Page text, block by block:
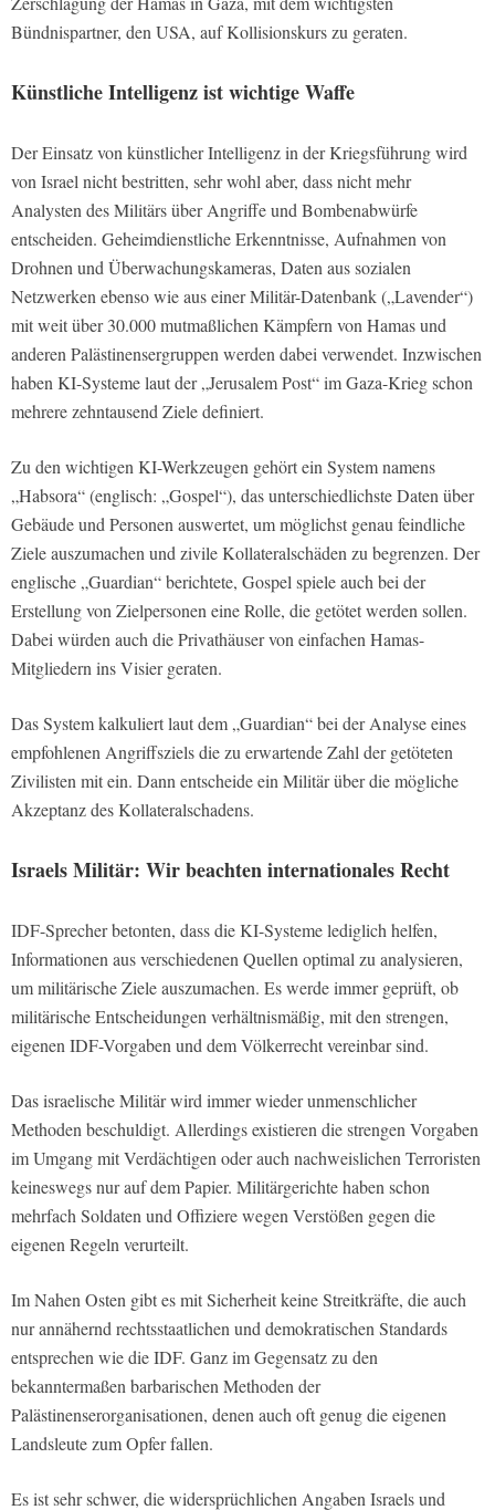
Bündnispartner, den USA, auf Kollisionskurs zu geraten.
Künstliche Intelligenz ist wichtige Waffe
Der Einsatz von künstlicher Intelligenz in der Kriegsführung wird
von Israel nicht bestritten, sehr wohl aber, dass nicht mehr
Analysten des Militärs über Angriffe und Bombenabwürfe
entscheiden. Geheimdienstliche Erkenntnisse, Aufnahmen von
Drohnen und Überwachungskameras, Daten aus sozialen
Netzwerken ebenso wie aus einer Militär-Datenbank („Lavender“)
mit weit über 30.000 mutmaßlichen Kämpfern von Hamas und
anderen Palästinensergruppen werden dabei verwendet. Inzwischen
haben KI-Systeme laut der „Jerusalem Post“ im Gaza-Krieg schon
mehrere zehntausend Ziele definiert.
Zu den wichtigen KI-Werkzeugen gehört ein System namens
„Habsora“ (englisch: „Gospel“), das unterschiedlichste Daten über
Gebäude und Personen auswertet, um möglichst genau feindliche
Ziele auszumachen und zivile Kollateralschäden zu begrenzen. Der
englische „Guardian“ berichtete, Gospel spiele auch bei der
Erstellung von Zielpersonen eine Rolle, die getötet werden sollen.
Dabei würden auch die Privathäuser von einfachen Hamas-
Mitgliedern ins Visier geraten.
Das System kalkuliert laut dem „Guardian“ bei der Analyse eines
empfohlenen Angriffsziels die zu erwartende Zahl der getöteten
Zivilisten mit ein. Dann entscheide ein Militär über die mögliche
Akzeptanz des Kollateralschadens.
Israels Militär: Wir beachten internationales Recht
IDF-Sprecher betonten, dass die KI-Systeme lediglich helfen,
Informationen aus verschiedenen Quellen optimal zu analysieren,
um militärische Ziele auszumachen. Es werde immer geprüft, ob
militärische Entscheidungen verhältnismäßig, mit den strengen,
eigenen IDF-Vorgaben und dem Völkerrecht vereinbar sind.
Das israelische Militär wird immer wieder unmenschlicher
Methoden beschuldigt. Allerdings existieren die strengen Vorgaben
im Umgang mit Verdächtigen oder auch nachweislichen Terroristen
keineswegs nur auf dem Papier. Militärgerichte haben schon
mehrfach Soldaten und Offiziere wegen Verstößen gegen die
eigenen Regeln verurteilt.
Im Nahen Osten gibt es mit Sicherheit keine Streitkräfte, die auch
nur annähernd rechtsstaatlichen und demokratischen Standards
entsprechen wie die IDF. Ganz im Gegensatz zu den
bekanntermaßen barbarischen Methoden der
Palästinenserorganisationen, denen auch oft genug die eigenen
Landsleute zum Opfer fallen.
Es ist sehr schwer, die widersprüchlichen Angaben Israels und